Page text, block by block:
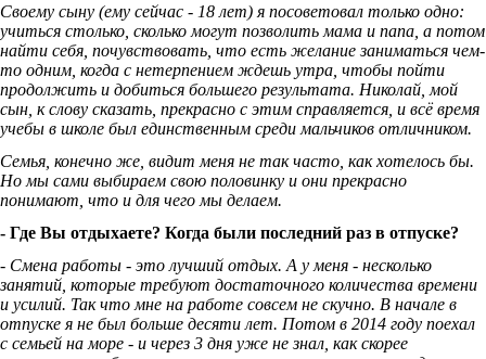
Своему сыну (ему сейчас - 18 лет) я посоветовал только одно:
учиться столько, сколько могут позволить мама и папа, а потом
найти себя, почувствовать, что есть желание заниматься чем-
то одним, когда с нетерпением ждешь утра, чтобы пойти
продолжить и добиться большего результата. Николай, мой
сын, к слову сказать, прекрасно с этим справляется, и всё время
учебы в школе был единственным среди мальчиков отличником.
Семья, конечно же, видит меня не так часто, как хотелось бы.
Но мы сами выбираем свою половинку и они прекрасно
понимают, что и для чего мы делаем.
- Где Вы отдыхаете? Когда были последний раз в отпуске?
- Смена работы - это лучший отдых. А у меня - несколько
занятий, которые требуют достаточного количества времени
и усилий. Так что мне на работе совсем не скучно. В начале в
отпуске я не был больше десяти лет. Потом в 2014 году поехал
с семьей на море - и через 3 дня уже не знал, как скорее